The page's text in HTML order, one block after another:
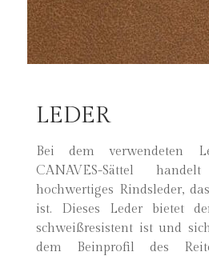
LEDER
Bei dem verwendeten
CANAVES-Sättel
hochwertiges Rindsleder,
ist. Dieses Leder bietet
schweißresistent ist und
dem Beinprofil des